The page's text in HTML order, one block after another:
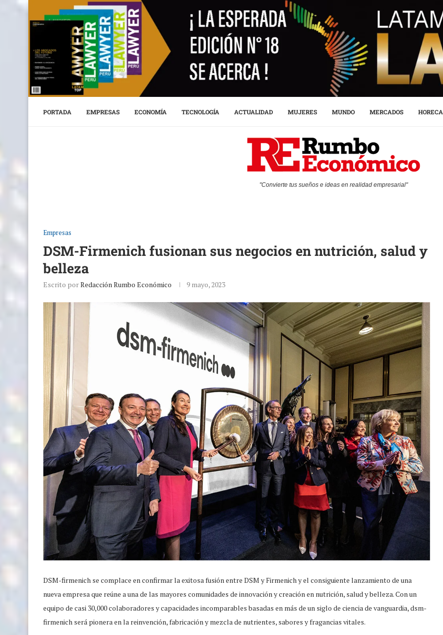
PORTADA EMPRESAS ECONOMÍA TECNOLOGÍA ACTUALIDAD MUJERES MUNDO MERCADOS HORECA
"Convierte tus sueños e ideas en realidad empresarial"
Empresas
DSM-Firmenich fusionan sus negocios en nutrición, salud y
belleza
Escrito porRedacción Rumbo Económico 9 mayo, 2023
DSM-firmenich se complace en confirmar la exitosa fusión entre DSM y Firmenich y el consiguiente lanzamiento de una
nueva empresa que reúne a una de las mayores comunidades de innovación y creación en nutrición, salud y belleza. Con un
equipo de casi 30,000 colaboradores y capacidades incomparables basadas en más de un siglo de ciencia de vanguardia, dsm-
firmenich será pionera en la reinvención, fabricación y mezcla de nutrientes, sabores y fragancias vitales.